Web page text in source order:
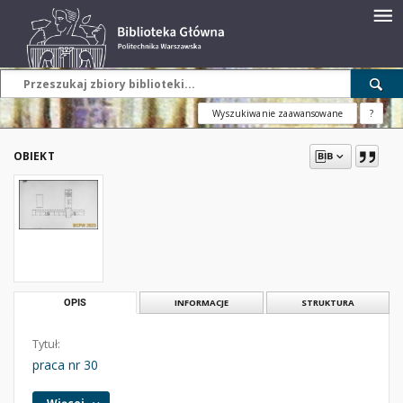
Wyszukiwanie zaawansowane ?
OBIEKT
OPIS INFORMACJE STRUKTURA
Tytuł:
praca nr 30